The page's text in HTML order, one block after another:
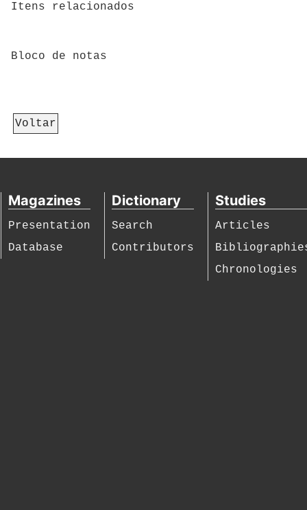
Itens relacionados
Bloco de notas
Voltar
Magazines
Presentation
Database
Dictionary
Search
Contributors
Studies
Articles
Chronologies